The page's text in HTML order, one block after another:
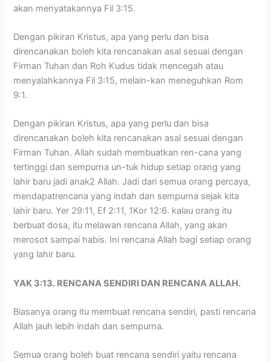
akan menyatakannya Fil 3:15.
Dengan pikiran Kristus, apa yang perlu dan bisa
direncanakan boleh kita rencanakan asal sesuai dengan
Firman Tuhan dan Roh Kudus tidak mencegah atau
menyalahkannya Fil 3:15, melain-kan meneguhkan Rom
9:1.
Dengan pikiran Kristus, apa yang perlu dan bisa
direncanakan boleh kita rencanakan asal sesuai dengan
Firman Tuhan. Allah sudah membuatkan ren-cana yang
tertinggi dan sempurna un-tuk hidup setiap orang yang
lahir baru jadi anak2 Allah. Jadi dari semua orang percaya,
mendapatrencana yang indah dan sempurna sejak kita
lahir baru. Yer 29:11, Ef 2:11, 1Kor 12:6. kalau orang itu
berbuat dosa, itu melawan rencana Allah, yang akan
merosot sampai habis. Ini rencana Allah bagi setiap orang
yang lahir baru.
YAK 3:13. RENCANA SENDIRI DAN RENCANA ALLAH.
Biasanya orang itu membuat rencana sendiri, pasti rencana
Allah jauh lebih indah dan sempurna.
Semua orang boleh buat rencana sendiri yaitu rencana